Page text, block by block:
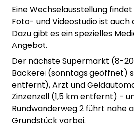
Eine Wechselausstellung
Foto- und Videostudio ist
Dazu gibt es ein spezielles
Angebot.
Der nächste Supermarkt (8-
Bäckerei (sonntags geöffnet)
entfernt), Arzt und
Zinzenzell (1,5 km entfernt) -
Rundwanderweg 2 führt nahe
Grundstück vorbei.